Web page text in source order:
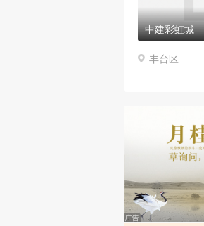
中建彩虹城
丰台区